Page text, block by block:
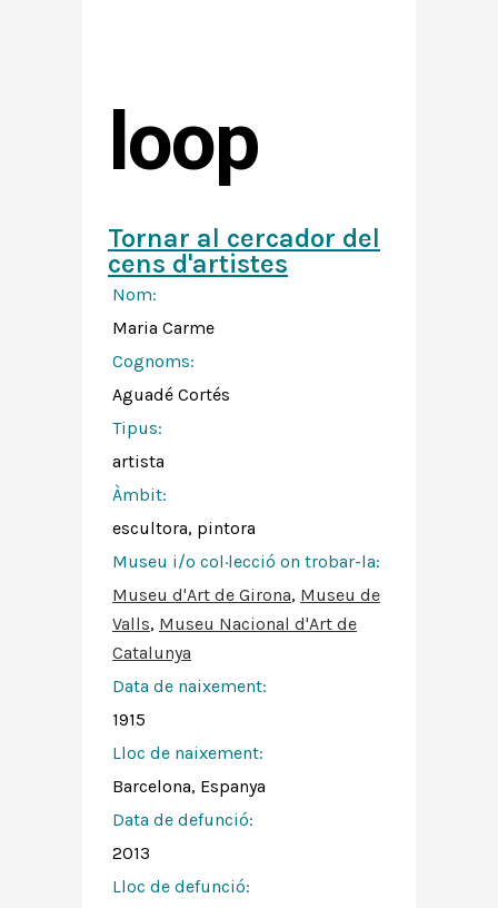
loop
Tornar al cercador del
cens d'artistes
Nom:
Maria Carme
Cognoms:
Aguadé Cortés
Tipus:
artista
Àmbit:
escultora, pintora
Museu i/o col·lecció on trobar-la:
Museu d'Art de Girona, Museu de
Valls, Museu Nacional d'Art de
Catalunya
Data de naixement:
1915
Lloc de naixement:
Barcelona, Espanya
Data de defunció:
2013
Lloc de defunció: